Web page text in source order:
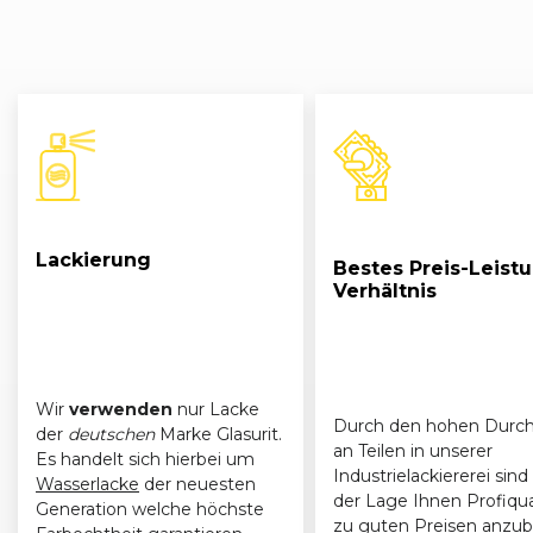
Skoda Roomster Scout (06/10 - 02/15)
Skoda Roomster Scout (06/10 - 02/15)
Skoda
Lackierung
Wir verwenden nur Lacke
der deutschenMarke Glasurit.
Es handelt sich hierbei um
Wasserlacke der neuesten
Generation welche höchste
Bestes Preis-
Verhältnis
Durch den hohen
an Teilen in unserer
Industrielackiererei sind
der Lage Ihnen
zu guten Preisen